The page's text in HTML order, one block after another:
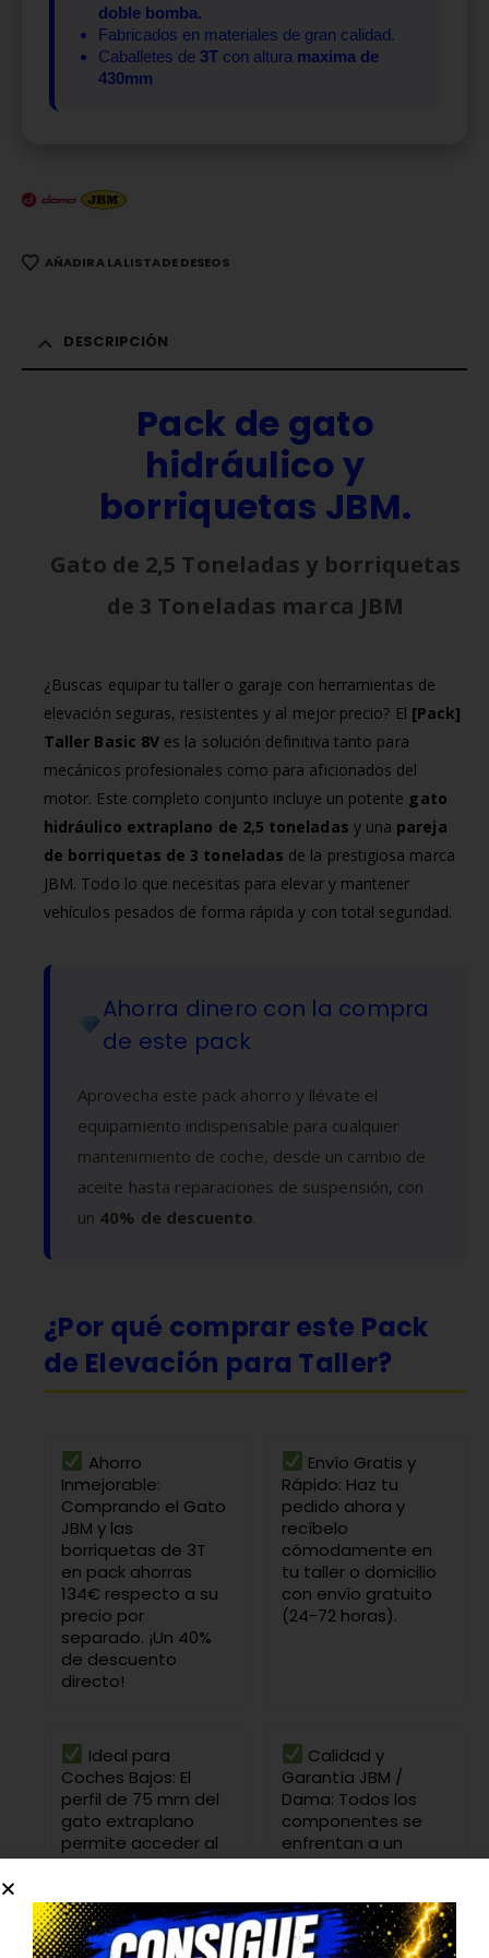
doble bomba.
Fabricados en materiales de gran calidad.
Caballetes de 3T con altura maxima de
430mm
AÑADIR A LA LISTA DE DESEOS
DESCRIPCIÓN
Pack de gato
hidráulico y
borriquetas JBM.
Gato de 2,5 Toneladas y borriquetas
de 3 Toneladas marca JBM
¿Buscas equipar tu taller o garaje con herramientas de
elevación seguras, resistentes y al mejor precio? El [Pack]
Taller Basic 8V es la solución definitiva tanto para
mecánicos profesionales como para aficionados del
motor. Este completo conjunto incluye un potente gato
hidráulico extraplano de 2,5 toneladas y una pareja
de borriquetas de 3 toneladas de la prestigiosa marca
JBM. Todo lo que necesitas para elevar y mantener
vehículos pesados de forma rápida y con total seguridad.
Ahorra dinero con la compra
de este pack
Aprovecha este pack ahorro y llévate el
equipamiento indispensable para cualquier
mantenimiento de coche, desde un cambio de
aceite hasta reparaciones de suspensión, con
un 40% de descuento.
¿Por qué comprar este Pack
de Elevación para Taller?
Ahorro
Inmejorable:
Comprando el Gato
JBM y las
borriquetas de 3T
en pack ahorras
134€ respecto a su
precio por
separado. ¡Un 40%
de descuento
directo!
Envío Gratis y
Rápido: Haz tu
pedido ahora y
recíbelo
cómodamente en
tu taller o domicilio
con envío gratuito
(24-72 horas).
Ideal para
Coches Bajos: El
perfil de 75 mm del
gato extraplano
permite acceder al
bajo de vehículos
modificados donde
los gatos
convencionales no
Calidad y
Garantía JBM /
Dama: Todos los
componentes se
enfrentan a un
exhaustivo control
los pistones hasta
el chasis, disfrutarás
de herramientas de